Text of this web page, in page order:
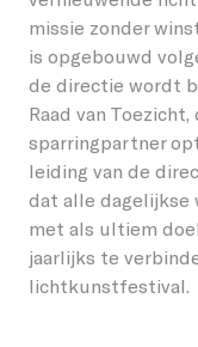
Permanente
Lieshout
Oirschot
Veldhoven
Word vriend
Word host
Onze partners
Giften/ANBI
Studenten
Bedrijven
Kinderen
Omwonenden
Vrijwilligers
Over GLOW
Over het
Stichting GLOW
Vorige edities
EN
missie zonder
is opgebouwd
de directie wordt
Raad van
sparringpartner
leiding van de
dat alle dagelijkse
met als ultiem
jaarlijks te
lichtkunstfestival.